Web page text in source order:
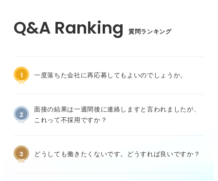
質問ランキング
1 一度落ちた会社に再応募してもよいのでしょうか。
2
面接の結果は一週間後に連絡しますと言われましたが、
これって不採用ですか？
3 どうしても働きたくないです。どうすれば良いですか？